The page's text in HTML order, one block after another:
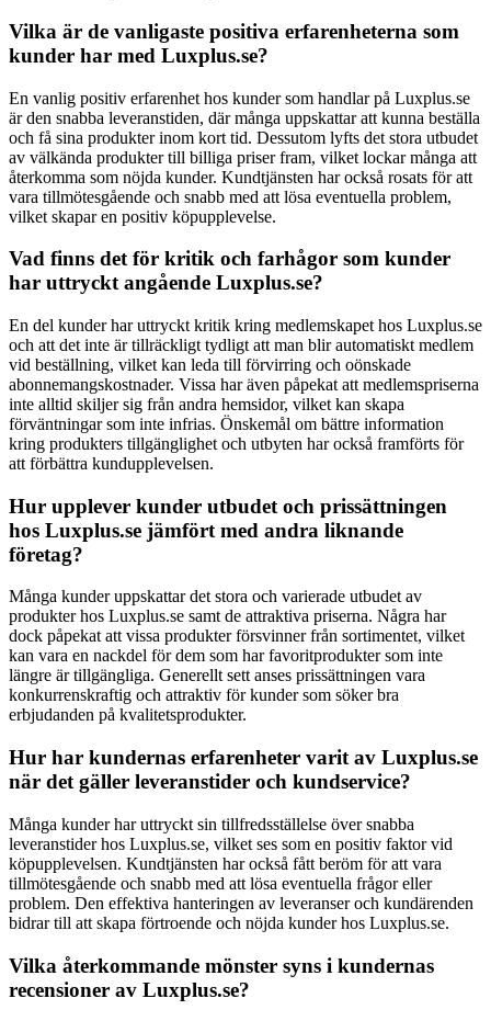
Vilka är de vanligaste positiva erfarenheterna som
kunder har med Luxplus.se?
En vanlig positiv erfarenhet hos kunder som handlar på Luxplus.se
är den snabba leveranstiden, där många uppskattar att kunna beställa
och få sina produkter inom kort tid. Dessutom lyfts det stora utbudet
av välkända produkter till billiga priser fram, vilket lockar många att
återkomma som nöjda kunder. Kundtjänsten har också rosats för att
vara tillmötesgående och snabb med att lösa eventuella problem,
vilket skapar en positiv köpupplevelse.
Vad finns det för kritik och farhågor som kunder
har uttryckt angående Luxplus.se?
En del kunder har uttryckt kritik kring medlemskapet hos Luxplus.se
och att det inte är tillräckligt tydligt att man blir automatiskt medlem
vid beställning, vilket kan leda till förvirring och oönskade
abonnemangskostnader. Vissa har även påpekat att medlemspriserna
inte alltid skiljer sig från andra hemsidor, vilket kan skapa
förväntningar som inte infrias. Önskemål om bättre information
kring produkters tillgänglighet och utbyten har också framförts för
att förbättra kundupplevelsen.
Hur upplever kunder utbudet och prissättningen
hos Luxplus.se jämfört med andra liknande
företag?
Många kunder uppskattar det stora och varierade utbudet av
produkter hos Luxplus.se samt de attraktiva priserna. Några har
dock påpekat att vissa produkter försvinner från sortimentet, vilket
kan vara en nackdel för dem som har favoritprodukter som inte
längre är tillgängliga. Generellt sett anses prissättningen vara
konkurrenskraftig och attraktiv för kunder som söker bra
erbjudanden på kvalitetsprodukter.
Hur har kundernas erfarenheter varit av Luxplus.se
när det gäller leveranstider och kundservice?
Många kunder har uttryckt sin tillfredsställelse över snabba
leveranstider hos Luxplus.se, vilket ses som en positiv faktor vid
köpupplevelsen. Kundtjänsten har också fått beröm för att vara
tillmötesgående och snabb med att lösa eventuella frågor eller
problem. Den effektiva hanteringen av leveranser och kundärenden
bidrar till att skapa förtroende och nöjda kunder hos Luxplus.se.
Vilka återkommande mönster syns i kundernas
recensioner av Luxplus.se?